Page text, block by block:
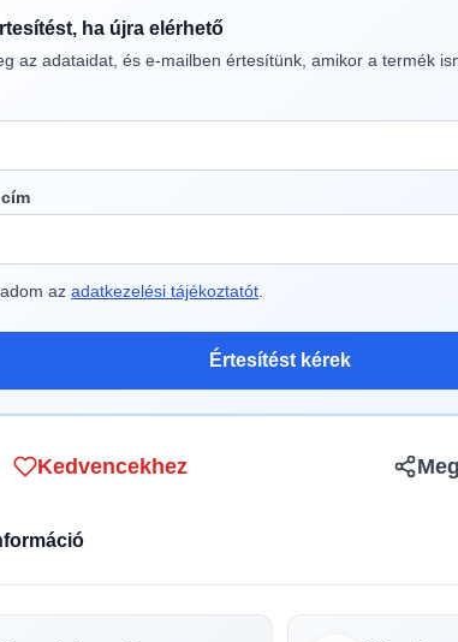
ha újra elérhető
az adataidat, és e-mailben értesítünk, amikor a termék
az adatkezelési tájékoztatót
Értesítést kérek
Kedvencekhez